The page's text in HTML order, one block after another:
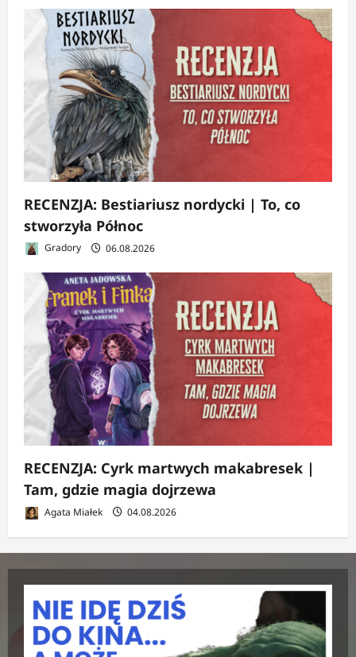
RECENZJA: Bestiariusz nordycki | To, co
stworzyła Północ
Gradory 06.08.2026
RECENZJA: Cyrk martwych makabresek |
Tam, gdzie magia dojrzewa
Agata Miałek 04.08.2026